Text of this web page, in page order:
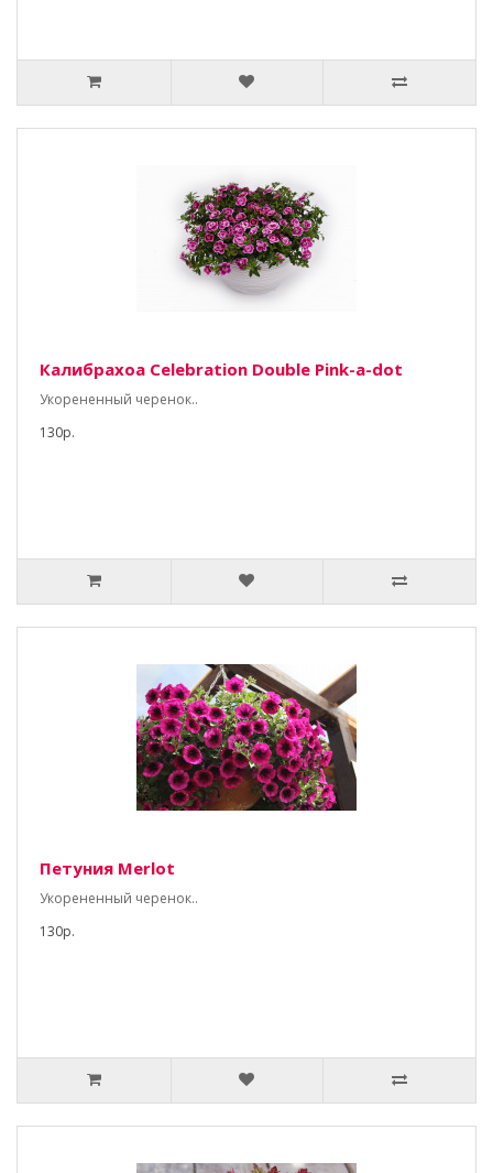
Калибрахоа Celebration Double Pink-a-dot
Укорененный черенок..
130р.
Петуния Merlot
Укорененный черенок..
130р.